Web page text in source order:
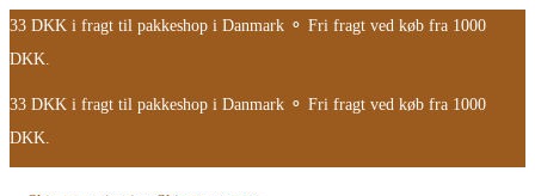
33 DKK i fragt til pakkeshop i Danmark ⚬ Fri fragt ved køb fra 1000
DKK.
33 DKK i fragt til pakkeshop i Danmark ⚬ Fri fragt ved køb fra 1000
DKK.